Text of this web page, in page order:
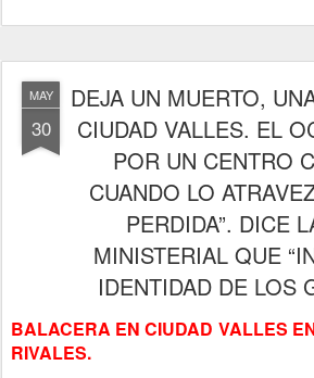
MAY
30
DEJA UN MUERTO,
CIUDAD VALLES. EL
POR UN CENTRO
CUANDO LO
PERDIDA”. DICE
MINISTERIAL QUE
IDENTIDAD DE LOS
BALACERA EN CIUDAD VALLES
RIVALES.